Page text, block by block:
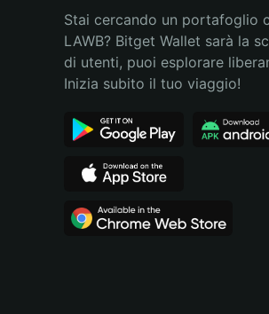
Bahasa Indonesia
Português (Brasil)
Stai cercando un portafoglio
LAWB? Bitget Wallet sarà la
di utenti, puoi esplorare
Inizia subito il tuo viaggio!